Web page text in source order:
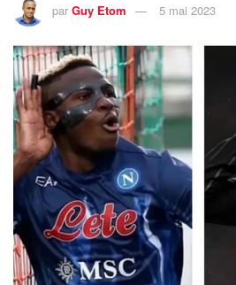
par Guy Etom 5 mai 2023